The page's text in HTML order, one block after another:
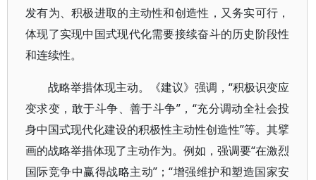
发有为、积极进取的主动性和创造性，又务实可行，
体现了实现中国式现代化需要接续奋斗的历史阶段性
和连续性。
战略举措体现主动。《建议》强调，“积极识变应
变求变，敢于斗争、善于斗争”，“充分调动全社会投
身中国式现代化建设的积极性主动性创造性”等。其擘
画的战略举措体现了主动作为。例如，强调要“在激烈
国际竞争中赢得战略主动”；“增强维护和塑造国家安